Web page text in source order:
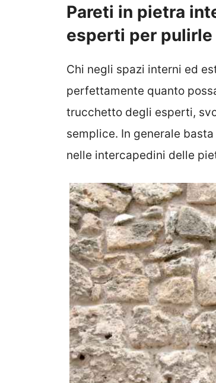
Pareti in pietra
esperti per
Chi negli spazi interni ed
perfettamente quanto
trucchetto degli esperti,
semplice. In generale basta
nelle intercapedini delle